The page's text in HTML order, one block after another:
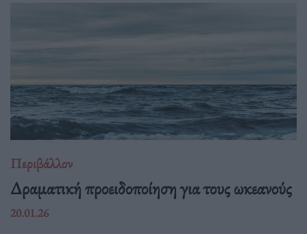
Περιβάλλον
Δραματική προειδοποίηση για τους ωκεανούς
20.01.26